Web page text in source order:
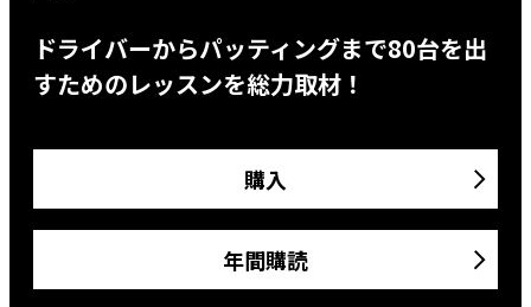
ドライバーからパッティングまで80台を出
すためのレッスンを総力取材！
購入
年間購読